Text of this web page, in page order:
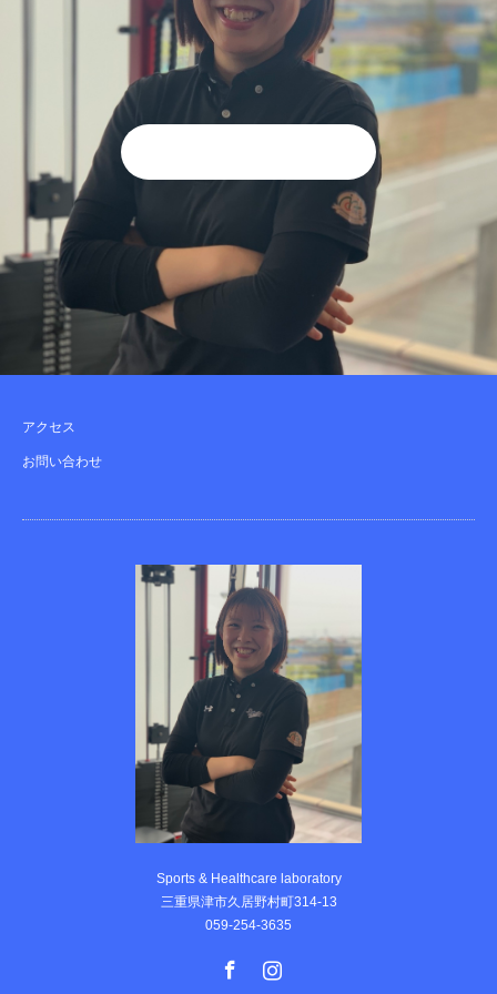
アクセス
お問い合わせ
Sports & Healthcare laboratory
三重県津市久居野村町314-13
059-254-3635